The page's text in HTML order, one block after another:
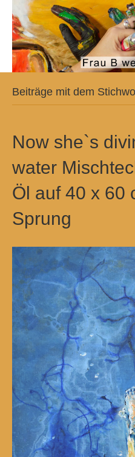
Beiträge mit dem
Now she`s
water
Öl auf 40 x 60
Sprung